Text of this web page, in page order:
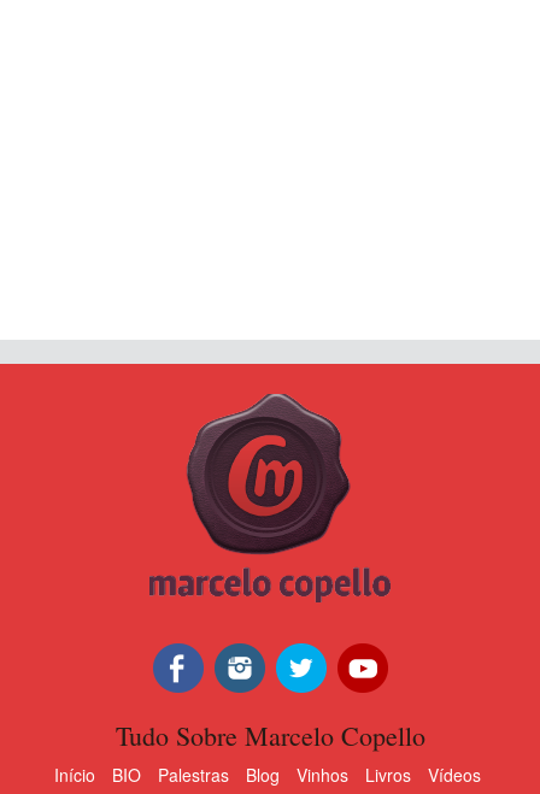
Tudo Sobre Marcelo Copello
Início BIO Palestras Blog Vinhos Livros Vídeos